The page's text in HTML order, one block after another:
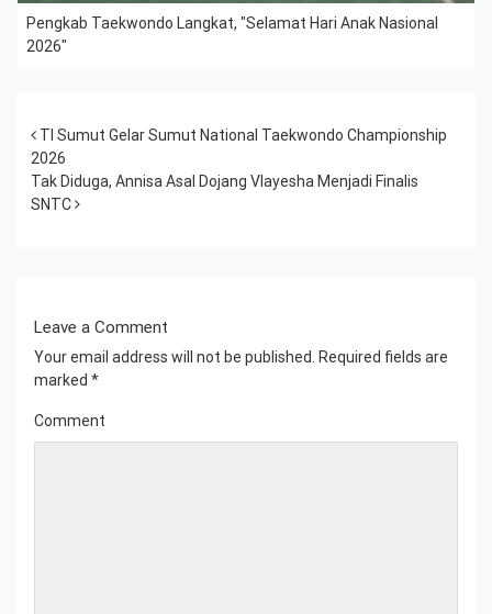
Pengkab Taekwondo Langkat, "Selamat Hari Anak Nasional
2026"
Post navigation
TI Sumut Gelar Sumut National Taekwondo Championship
2026
Tak Diduga, Annisa Asal Dojang Vlayesha Menjadi Finalis
SNTC
Leave a Comment
Your email address will not be published. Required fields are
marked *
Comment